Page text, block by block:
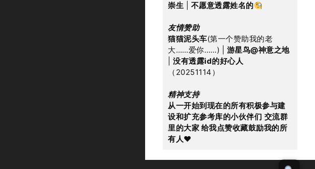
崇生
不愿意透露姓名的
友情赞助
猫猫泥头车(第一个赞助我的老
大……爱你……) | 游星鸟@神意之地
没有透露id的好心人
（20251114）
精神支持
从一开始到现在的所有积极参与建
设和扩充参考库的小伙伴们 交流群
里的大家 给我点赞收藏鼓励我的所
有人♥